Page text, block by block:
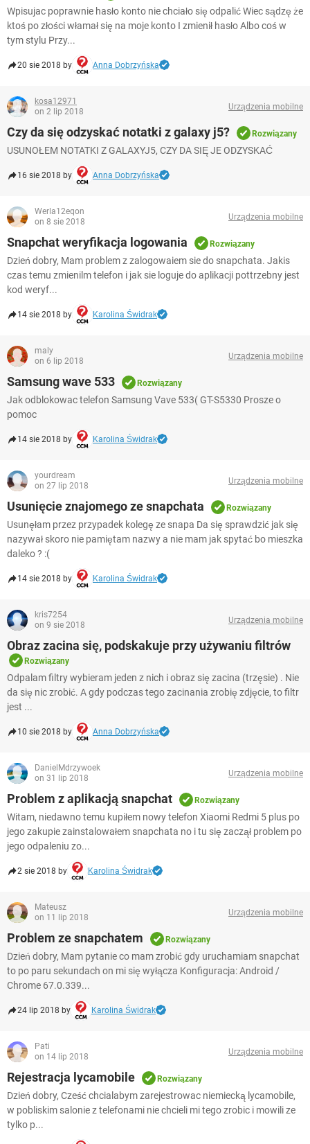
Wpisujac poprawnie hasło konto nie chciało się odpalić Wiec sądzę że
ktoś po złości włamał się na moje konto I zmienił hasło Albo coś w
tym stylu Przy...
20 sie 2018 by Anna Dobrzyńska
kosa12971
on 2 lip 2018
Urządzenia mobilne
Czy da się odzyskać notatki z galaxy j5? Rozwiązany
USUNOŁEM NOTATKI Z GALAXYJ5, CZY DA SIĘ JE ODZYSKAĆ
16 sie 2018 by Anna Dobrzyńska
Werla12eqon
on 8 sie 2018
Urządzenia mobilne
Snapchat weryfikacja logowania Rozwiązany
Dzień dobry, Mam problem z zalogowaiem sie do snapchata. Jakis
czas temu zmienilm telefon i jak sie loguje do aplikacji pottrzebny jest
kod weryf...
14 sie 2018 by Karolina Świdrak
maly
on 6 lip 2018
Urządzenia mobilne
Samsung wave 533 Rozwiązany
Jak odblokowac telefon Samsung Vave 533( GT-S5330 Prosze o
pomoc
14 sie 2018 by Karolina Świdrak
yourdream
on 27 lip 2018
Urządzenia mobilne
Usunięcie znajomego ze snapchata Rozwiązany
Usunęłam przez przypadek kolegę ze snapa Da się sprawdzić jak się
nazywał skoro nie pamiętam nazwy a nie mam jak spytać bo mieszka
daleko ? :(
14 sie 2018 by Karolina Świdrak
kris7254
on 9 sie 2018
Urządzenia mobilne
Obraz zacina się, podskakuje przy używaniu filtrów
Rozwiązany
Odpalam filtry wybieram jeden z nich i obraz się zacina (trzęsie) . Nie
da się nic zrobić. A gdy podczas tego zacinania zrobię zdjęcie, to filtr
jest ...
10 sie 2018 by Anna Dobrzyńska
DanielMdrzywoek
on 31 lip 2018
Urządzenia mobilne
Problem z aplikacją snapchat Rozwiązany
Witam, niedawno temu kupiłem nowy telefon Xiaomi Redmi 5 plus po
jego zakupie zainstalowałem snapchata no i tu się zaczął problem po
jego odpaleniu zo...
2 sie 2018 by Karolina Świdrak
Mateusz
on 11 lip 2018
Urządzenia mobilne
Problem ze snapchatem Rozwiązany
Dzień dobry, Mam pytanie co mam zrobić gdy uruchamiam snapchat
to po paru sekundach on mi się wyłącza Konfiguracja: Android /
Chrome 67.0.339...
24 lip 2018 by Karolina Świdrak
Pati
on 14 lip 2018
Urządzenia mobilne
Rejestracja lycamobile Rozwiązany
Dzień dobry, Cześć chcialabym zarejestrowac niemiecką lycamobile,
w pobliskim salonie z telefonami nie chcieli mi tego zrobic i mowili ze
tylko p...